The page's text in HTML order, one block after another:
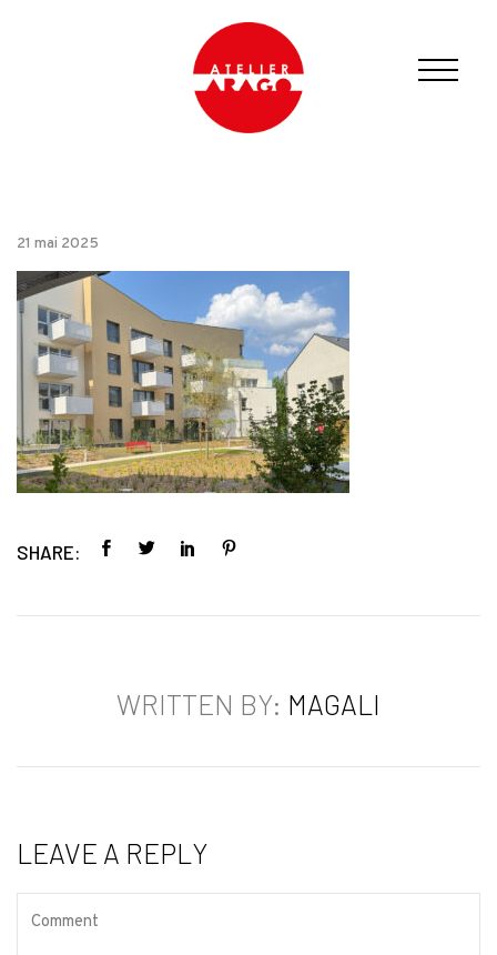
21 mai 2025
SHARE:
WRITTEN BY: MAGALI
LEAVE A REPLY